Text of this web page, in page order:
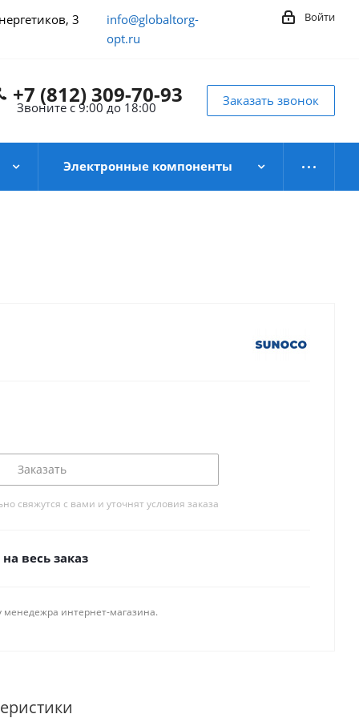
Войти
info@globaltorg-
opt.ru
3
+7 (812) 309-70-93
Звоните с 9:00 до 18:00 Заказать звонок
Электронные компоненты
Заказать
свяжутся с вами и уточнят условия заказа
весь заказ
менедежра интернет-магазина.